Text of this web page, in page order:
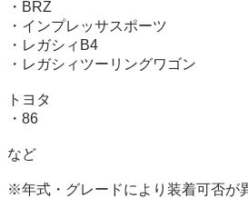
・BRZ
・インプレッサスポーツ
・レガシィB4
・レガシィツーリングワゴン
トヨタ
・86
など
※年式・グレードにより装着可否が